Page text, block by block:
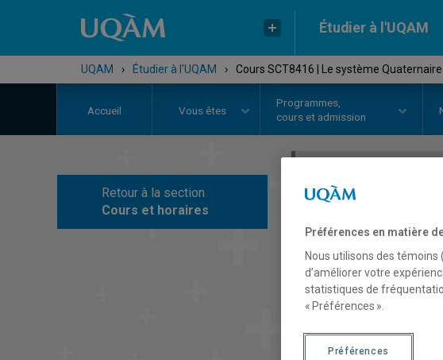
Étudier à l'UQAM
UQAM › Étudier à l'UQAM › Cours SCT8416 | Le système Quaternaire
Accueil Vous êtes
Programmes,
cours et admission
Retour à la section
Cours et horaires
COURS
Préférences en matière
Nous utilisons des
d’améliorer votre
statistiques de
« Préférences ».
Préférences